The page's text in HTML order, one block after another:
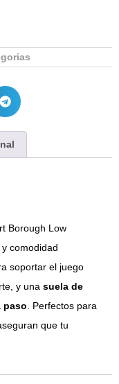
Borough Low
y comodidad
soportar el juego
y una suela de
paso . Perfectos para
que tu